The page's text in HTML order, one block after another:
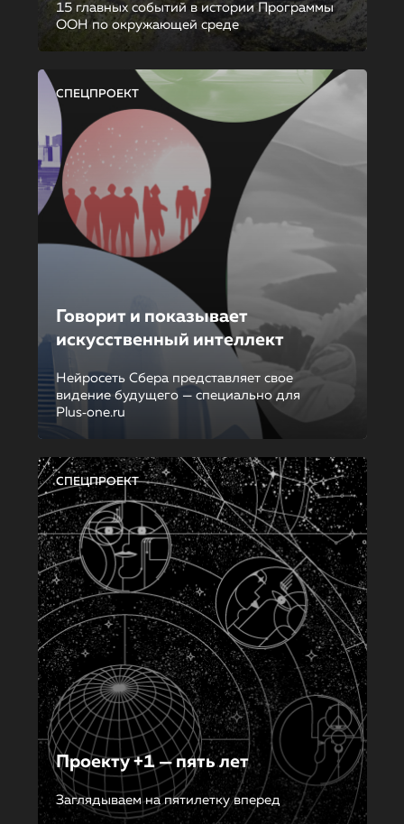
15 главных событий в истории Программы
ООН по окружающей среде
СПЕЦПРОЕКТ
Говорит и показывает
искусственный интеллект
Нейросеть Сбера представляет свое
видение будущего — специально для
Plus‑one.ru
СПЕЦПРОЕКТ
Проекту +1 — пять лет
Заглядываем на пятилетку вперед